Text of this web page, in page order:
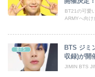
BT21の可愛
ARMYへ向け
BTS
BTS ジミ
収録)が開
JIMIN BTS